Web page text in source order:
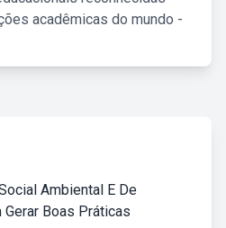
acadêmicas do mundo -
Ambiental E De
Gerar Boas Práticas